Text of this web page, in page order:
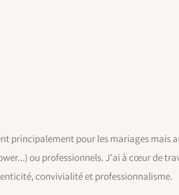
principalement pour les mariages mais
ou professionnels. J'ai à cœur de
convivialité et professionnalisme.